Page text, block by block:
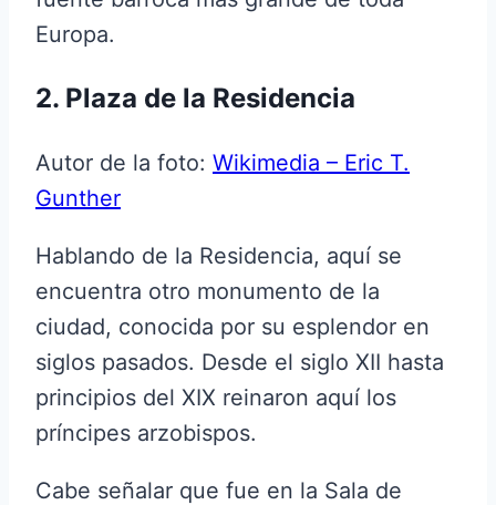
Europa.
2. Plaza de la Residencia
Autor de la foto: Wikimedia – Eric T.
Gunther
Hablando de la Residencia, aquí se
encuentra otro monumento de la
ciudad, conocida por su esplendor en
siglos pasados. Desde el siglo XII hasta
principios del XIX reinaron aquí los
príncipes arzobispos.
Cabe señalar que fue en la Sala de